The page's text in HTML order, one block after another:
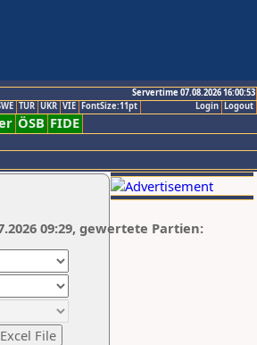
Servertime 07.08.2026 16:00:53
Logout
Login
TUR UKR VIE FontSize:11pt
ÖSB FIDE
09:29, gewertete Partien: